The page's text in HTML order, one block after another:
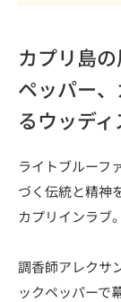
カプリ島
ペッパー
るウッデ
ライトブルーフ
づく伝統と精神
カプリインラブ。
調香師アレクサ
ックペッパーで